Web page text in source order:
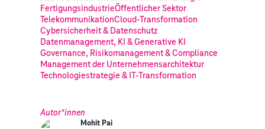
FertigungsindustrieÖffentlicher Sektor
TelekommunikationCloud-Transformation
Cybersicherheit & Datenschutz
Datenmanagement, KI & Generative KI
Governance, Risikomanagement & Compliance
Management der Unternehmensarchitektur
Technologiestrategie & IT-Transformation
Autor*innen
Mohit Pai